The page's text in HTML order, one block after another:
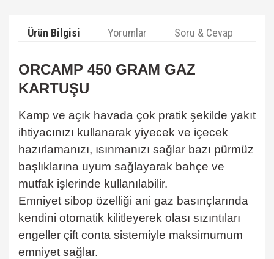
Ürün Bilgisi Yorumlar Soru & Cevap
ORCAMP 450 GRAM GAZ
KARTUŞU
Kamp ve açık havada çok pratik şekilde yakıt
ihtiyacınızı kullanarak yiyecek ve içecek
hazırlamanızı, ısınmanızı sağlar bazı pürmüz
başlıklarına uyum sağlayarak bahçe ve
mutfak işlerinde kullanılabilir.
Emniyet sibop özelliği ani gaz basınçlarında
kendini otomatik kilitleyerek olası sızıntıları
engeller çift conta sistemiyle maksimumum
emniyet sağlar.